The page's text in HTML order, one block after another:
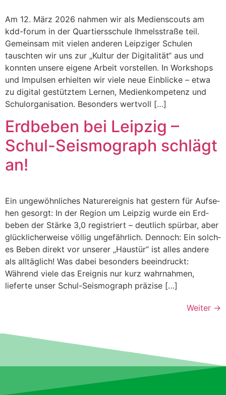
Am 12. März 2026 nah­men wir als Medi­en­scouts am
kdd-forum in der Quartierss­chule Ihmelsstraße teil.
Gemein­sam mit vie­len anderen Leipziger Schulen
tauscht­en wir uns zur „Kul­tur der Dig­i­tal­ität“ aus und
kon­nten unsere eigene Arbeit vorstellen. In Work­shops
und Impulsen erhiel­ten wir viele neue Ein­blicke – etwa
zu dig­i­tal gestütztem Ler­nen, Medi­enkom­pe­tenz und
Schu­lor­gan­i­sa­tion. Beson­ders wertvoll […]
Erdbeben bei Leipzig –
Schul-Seismograph schlägt
an!
Ein ungewöhn­lich­es Natur­ereig­nis hat gestern für Auf­se­
hen gesorgt: In der Region um Leipzig wurde ein Erd­
beben der Stärke 3,0 reg­istri­ert – deut­lich spür­bar, aber
glück­licher­weise völ­lig unge­fährlich. Den­noch: Ein solch­
es Beben direkt vor unser­er „Haustür“ ist alles andere
als alltäglich! Was dabei beson­ders beein­druckt:
Während viele das Ereig­nis nur kurz wahrnah­men,
lieferte unser Schul-Seis­­mo­­graph präzise […]
Weiter →